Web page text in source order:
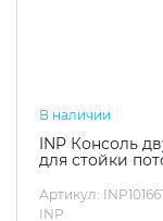
В наличии
INP Консоль
для стойки
Артикул: INP101661
INP